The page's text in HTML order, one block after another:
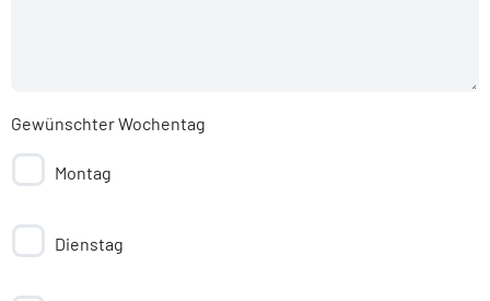
Gewünschter Wochentag
Montag
Dienstag